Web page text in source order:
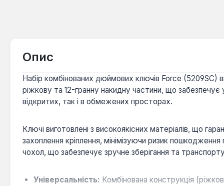
Опис
Набір комбінованих дюймових ключів Force
ріжкову та 12-гранну накидну частини, що забезпечує
відкритих, так і в обмежених просторах.
Ключі виготовлені з високоякісних матеріалів, що
захоплення кріплення, мінімізуючи ризик
чохол, що забезпечує зручне зберігання та
Універсальність: Комбінована конструкція